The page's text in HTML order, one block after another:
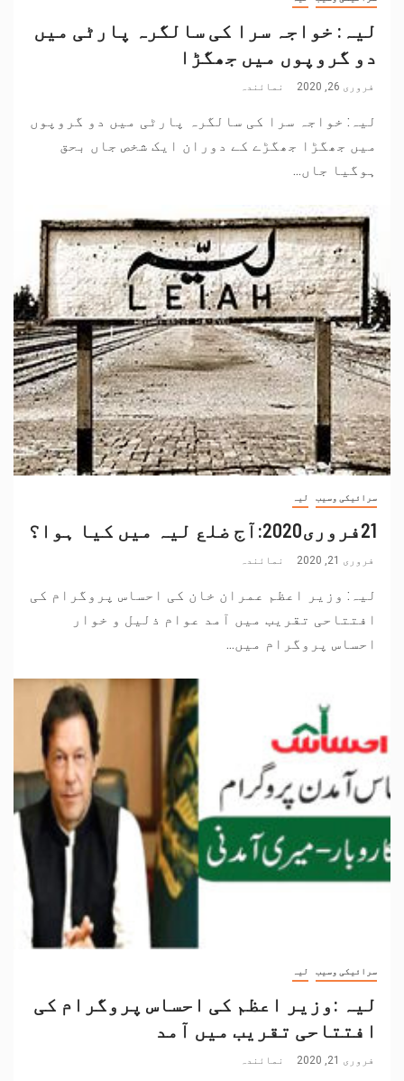
لیہ: خواجہ سرا کی سالگرہ پارٹی میں
دو گروپوں میں جھگڑا
فروری 26, 2020 نمائندہ
لیہ: خواجہ سرا کی سالگرہ پارٹی میں دو گروپوں
میں جھگڑا جھگڑے کے دوران ایک شخص جاں بحق
ہوگیا جاں...
سرائیکی وسیب لیہ
21فروری2020:آج ضلع لیہ میں کیا ہوا؟
فروری 21, 2020 نمائندہ
لیہ: وزیر اعظم عمران خان کی احساس پروگرام کی
افتتاحی تقریب میں آمد عوام ذلیل و خوار
احساس پروگرام میں...
سرائیکی وسیب لیہ
لیہ :وزیر اعظم کی احساس پروگرام کی
افتتاحی تقریب میں آمد
فروری 21, 2020 نمائندہ